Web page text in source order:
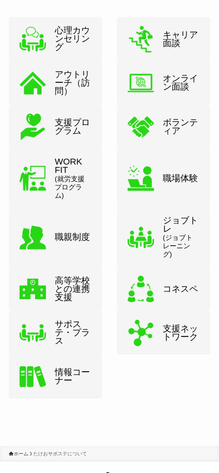
心理カウ
ンセリン
グ
キャリア
面談
アウトリ
ーチ（訪
問）
オンライ
ン面談
支援プロ
グラム
ボランテ
ィア
WORK
FIT
(就労支援
プログラ
ム)
職場体験
職親制度
ジョブト
レ
(ジョブト
レーニン
グ)
高等学校
との連携
支援
コネスペ
サポス
テ・プラ
ス
支援ネッ
トワーク
情報コー
ナー
ホーム たけおサポステについて